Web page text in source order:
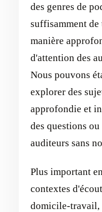
des genres de
suffisamment de
manière
d'attention des
Nous pouvons
explorer des
approfondie et
des questions
auditeurs sans
Plus important
contextes
domicile-travail,